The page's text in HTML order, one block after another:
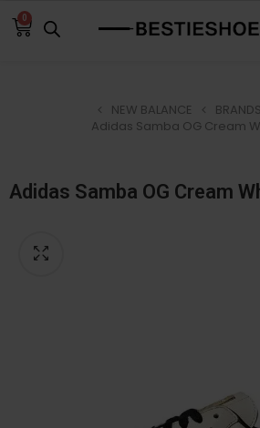
0
BRANDS
NEW BALANCE
Adidas Samba OG Cream
Adidas Samba OG Cream